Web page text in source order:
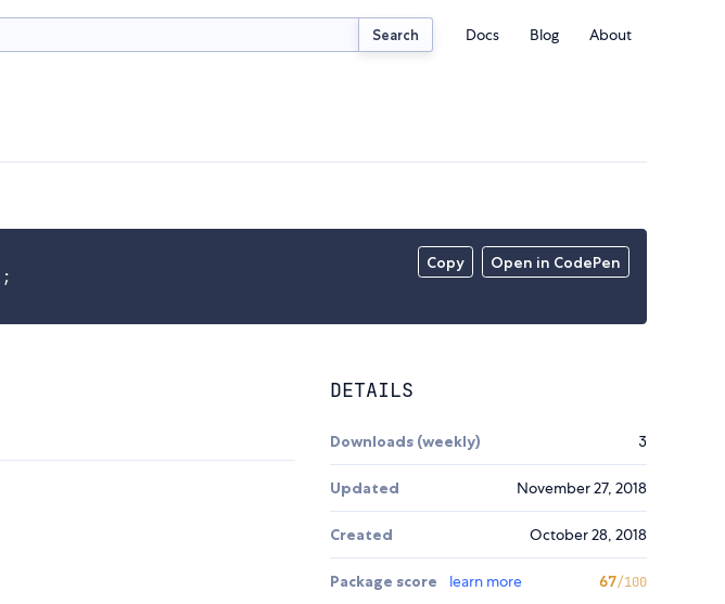
Search Docs Blog About
Copy Open in CodePen
;
DETAILS
Downloads (weekly) 3
Updated November 27, 2018
Created October 28, 2018
Package score learn more 67/100